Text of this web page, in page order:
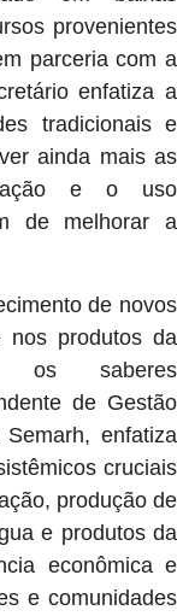
provenientes
parceria com a
enfatiza a
tradicionais e
ainda mais as
e o uso
de melhorar a
de novos
nos produtos da
os saberes
de Gestão
enfatiza
cruciais
produção de
e produtos da
econômica e
e comunidades